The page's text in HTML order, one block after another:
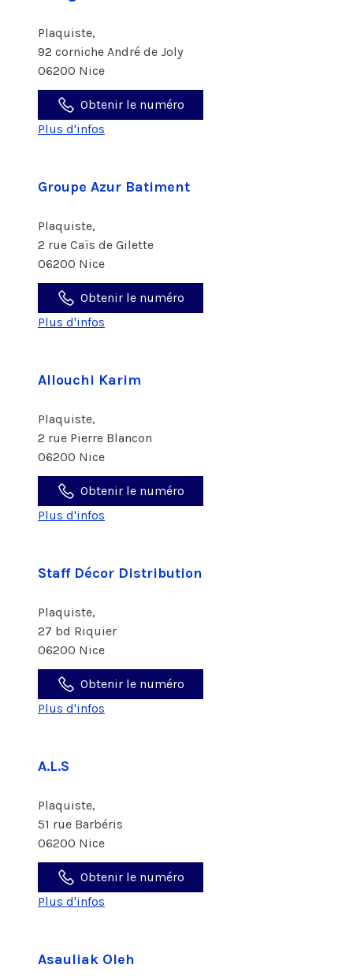
Plaquiste,
92 corniche André de Joly
06200 Nice
Obtenir le numéro
Plus d'infos
Groupe Azur Batiment
Plaquiste,
2 rue Caïs de Gilette
06200 Nice
Obtenir le numéro
Plus d'infos
Allouchi Karim
Plaquiste,
2 rue Pierre Blancon
06200 Nice
Obtenir le numéro
Plus d'infos
Staff Décor Distribution
Plaquiste,
27 bd Riquier
06200 Nice
Obtenir le numéro
Plus d'infos
A.L.S
Plaquiste,
51 rue Barbéris
06200 Nice
Obtenir le numéro
Plus d'infos
Asauliak Oleh